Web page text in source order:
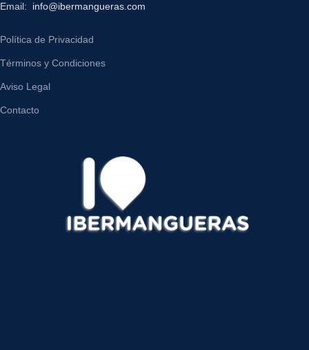
Email: info@ibermangueras.com
Política de Privacidad
Términos y Condiciones
Aviso Legal
Contacto